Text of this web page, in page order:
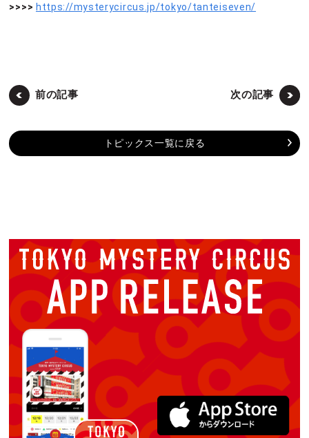
>>>> https://mysterycircus.jp/tokyo/tanteiseven/
前の記事 次の記事
トピックス一覧に戻る